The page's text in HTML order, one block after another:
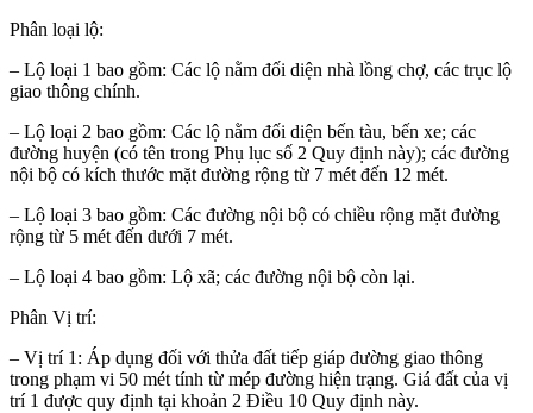
Phân loại lộ:
– Lộ loại 1 bao gồm: Các lộ nằm đối diện nhà lồng chợ, các trục lộ
giao thông chính.
– Lộ loại 2 bao gồm: Các lộ nằm đối diện bến tàu, bến xe; các
đường huyện (có tên trong Phụ lục số 2 Quy định này); các đường
nội bộ có kích thước mặt đường rộng từ 7 mét đến 12 mét.
– Lộ loại 3 bao gồm: Các đường nội bộ có chiều rộng mặt đường
rộng từ 5 mét đến dưới 7 mét.
– Lộ loại 4 bao gồm: Lộ xã; các đường nội bộ còn lại.
Phân Vị trí:
– Vị trí 1: Áp dụng đối với thửa đất tiếp giáp đường giao thông
trong phạm vi 50 mét tính từ mép đường hiện trạng. Giá đất của vị
trí 1 được quy định tại khoản 2 Điều 10 Quy định này.